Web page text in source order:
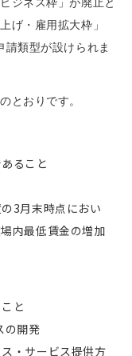
ジネス枠」が廃止と
げ・雇用拡大枠」
請類型が設けられま
とおりです。
ること
3月末時点におい
内最低賃金の増加
と
の開発
・サービス提供方